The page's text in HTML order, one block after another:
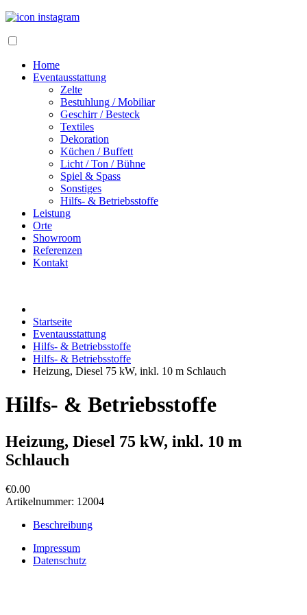
Home
Eventausstattung
Zelte
Bestuhlung / Mobiliar
Geschirr / Besteck
Textiles
Dekoration
Küchen / Buffett
Licht / Ton / Bühne
Spiel & Spass
Sonstiges
Hilfs- & Betriebsstoffe
Leistung
Orte
Showroom
Referenzen
Kontakt
Startseite
Eventausstattung
Hilfs- & Betriebsstoffe
Hilfs- & Betriebsstoffe
Heizung, Diesel 75 kW, inkl. 10 m Schlauch
Hilfs- & Betriebsstoffe
Heizung, Diesel 75 kW, inkl. 10 m
Schlauch
€0.00
Artikelnummer: 12004
Beschreibung
Impressum
Datenschutz